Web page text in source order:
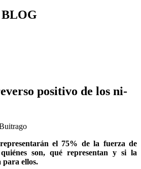
positivo de los ni-
representarán el 75% de la fuerza de
son, qué representan y si la
para ellos.